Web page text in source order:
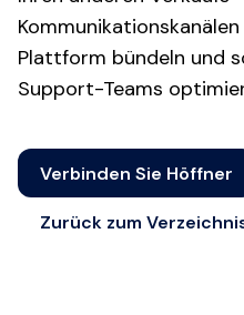
Plattform bündeln und
Support-Teams
Verbinden Sie Höffner
Zurück zum